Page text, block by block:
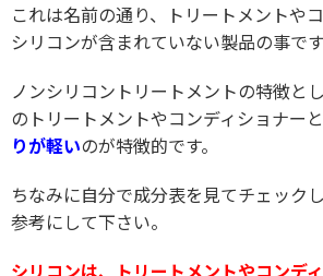
これは名前の通り、トリートメントや
シリコンが含まれていない製品の事です
ノンシリコントリートメントの特徴と
のトリートメントやコンディショナーと
りが軽いのが特徴的です。
ちなみに自分で成分表を見てチェック
参考にして下さい。
シリコンは、トリートメントやコンデ